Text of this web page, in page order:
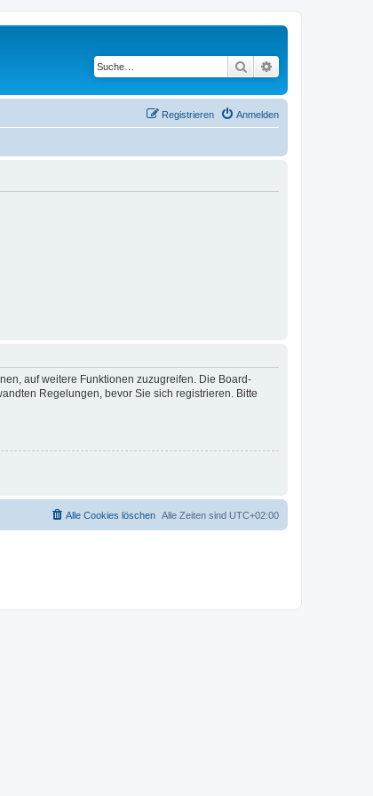
Suche
Anmelden
Registrieren
auf weitere Funktionen zuzugreifen. Die Board-
Regelungen, bevor Sie sich registrieren. Bitte
Alle Zeiten sind UTC+02:00
Alle Cookies löschen